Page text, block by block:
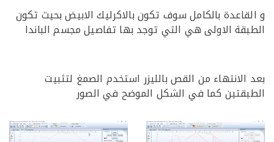
بالكامل سوف تكون بالاكرليك الابيض بحيث تكون
الاولى هي التي توجد بها تفاصيل مجسم الباندا
من القص بالليزر استخدم الصمغ لتثبيت
كما في الشكل الموضح في الصور